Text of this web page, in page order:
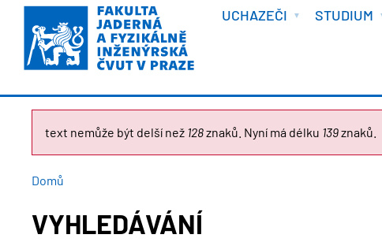
Přejít
hlavnímu
obsahu
VÍTEJTE
UCHAZEČI STUDIUM
CHYBOVÁ
ZPRÁVA
text nemůže být delší než 128znaků. Nyní má délku 139znaků.
DROBEČKOVÁ
Domů
VYHLEDÁVÁNÍ